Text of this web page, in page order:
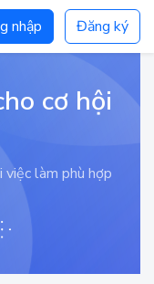
nhập Đăng ký
cơ hội
việc làm phù hợp